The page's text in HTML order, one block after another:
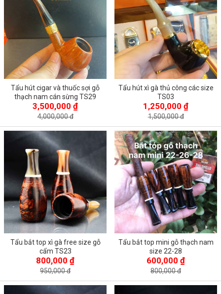
Tẩu hút cigar và thuốc sợi gỗ
thạch nam cán sừng TS29
3,500,000 ₫
4,000,000 đ
Tẩu hút xì gà thủ công các size
TS03
1,250,000 ₫
1,500,000 đ
Tẩu bắt top xì gà free size gỗ
cẩm TS23
800,000 ₫
950,000 đ
Tẩu bắt top mini gỗ thạch nam
size 22-28
600,000 ₫
800,000 đ